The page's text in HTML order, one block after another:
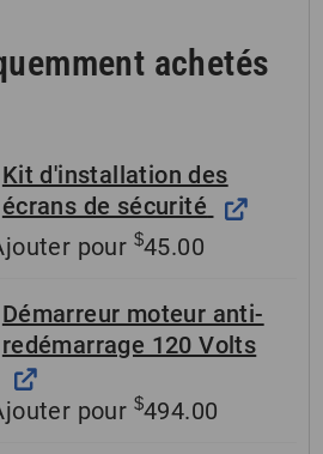
achetés
Kit d'installation des
écrans de sécurité
pour $45.00
Démarreur moteur anti-
redémarrage 120 Volts
pour $494.00